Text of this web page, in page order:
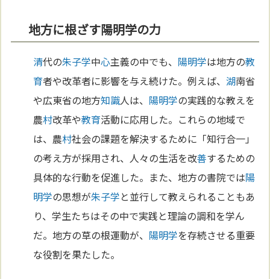
地方に根ざす陽明学の力
清代の朱子学中心主義の中でも、 陽明学は地方の教
育者や改革者に影響を与え続けた。例えば、湖南省
や広東省の地方知識人は、 陽明学の実践的な教えを
農村改革や教育活動に応用した。これらの地域で
は、農村社会の課題を解決するために「知行合一」
の考え方が採用され、人々の生活を改善するための
具体的な行動を促進した。また、地方の書院では陽
明学の思想が朱子学と並行して教えられることもあ
り、学生たちはその中で実践と理論の調和を学ん
だ。地方の草の根運動が、 陽明学を存続させる重要
な役割を果たした。